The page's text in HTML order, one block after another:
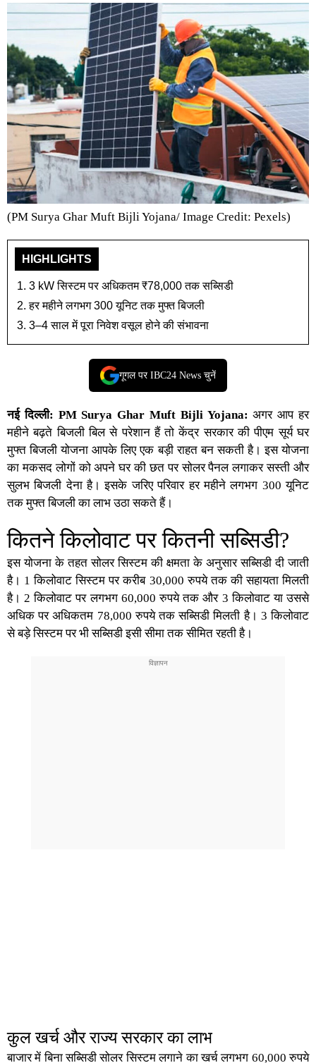
(PM Surya Ghar Muft Bijli Yojana/ Image Credit: Pexels)
HIGHLIGHTS
3 kW सिस्टम पर अधिकतम ₹78,000 तक सब्सिडी
हर महीने लगभग 300 यूनिट तक मुफ्त बिजली
3–4 साल में पूरा निवेश वसूल होने की संभावना
गूगल पर IBC24 News चुनें
नई दिल्ली: PM Surya Ghar Muft Bijli Yojana: अगर आप हर
महीने बढ़ते बिजली बिल से परेशान हैं तो केंद्र सरकार कीपीएम सूर्य घर
मुफ्त बिजली योजना आपके लिए एक बड़ी राहत बन सकती है। इस योजना
का मकसद लोगों को अपने घर की छत परसोलर पैनललगाकर सस्ती और
सुलभ बिजली देना है। इसके जरिए परिवार हर महीने लगभग 300 यूनिट
तक मुफ्त बिजली का लाभ उठा सकते हैं।
कितने किलोवाट पर कितनी सब्सिडी?
इस योजना के तहतसोलर सिस्टम की क्षमता के अनुसार सब्सिडी दी जाती
है। 1 किलोवाट सिस्टम पर करीब 30,000 रुपये तक की सहायता मिलती
है। 2 किलोवाट पर लगभग 60,000 रुपये तक और 3 किलोवाट या उससे
अधिक पर अधिकतम 78,000 रुपये तक सब्सिडी मिलती है। 3 किलोवाट
से बड़े सिस्टम पर भीसब्सिडीइसी सीमा तक सीमित रहती है।
कुल खर्च और राज्य सरकार का लाभ
बाजार में बिना सब्सिडी सोलर सिस्टम लगाने का खर्च लगभग 60,000 रुपये